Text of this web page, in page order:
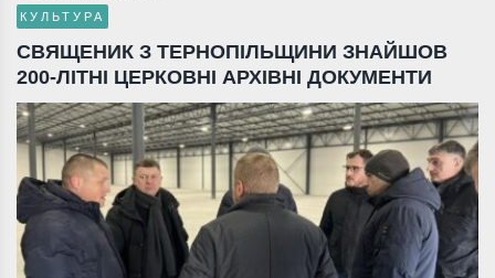
КУЛЬТУРА
СВЯЩЕНИК З ТЕРНОПІЛЬЩИНИ ЗНАЙШОВ
200-ЛІТНІ ЦЕРКОВНІ АРХІВНІ ДОКУМЕНТИ